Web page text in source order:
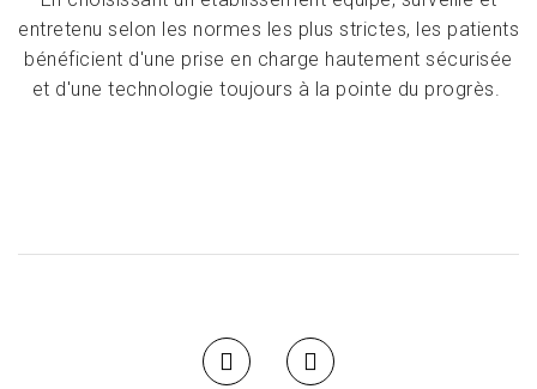
entretenu selon les normes les plus strictes, les patients
bénéficient d'une prise en charge hautement sécurisée
et d'une technologie toujours à la pointe du progrès.